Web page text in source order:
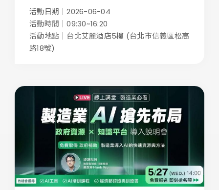
業...
活動日期｜2026-06-04
活動時間｜09:30~16:20
活動地點｜台北艾麗酒店5樓 (台北市信義區松高
路18號)